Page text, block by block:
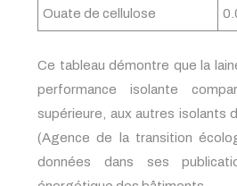
Ouate de cellulose
Ce tableau démontre que la
performance isolante
supérieure, aux autres isolants
(Agence de la transition
données dans ses